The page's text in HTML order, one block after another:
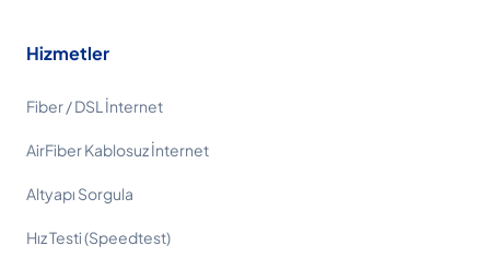
Hizmetler
Fiber / DSL İnternet
AirFiber Kablosuz İnternet
Altyapı Sorgula
Hız Testi (Speedtest)